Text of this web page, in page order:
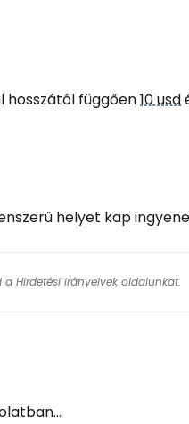
hosszától függően10 usd
helyet kap
a Hirdetési irányelvekoldalunkat.